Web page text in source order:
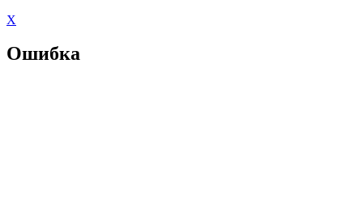
X
Ошибка